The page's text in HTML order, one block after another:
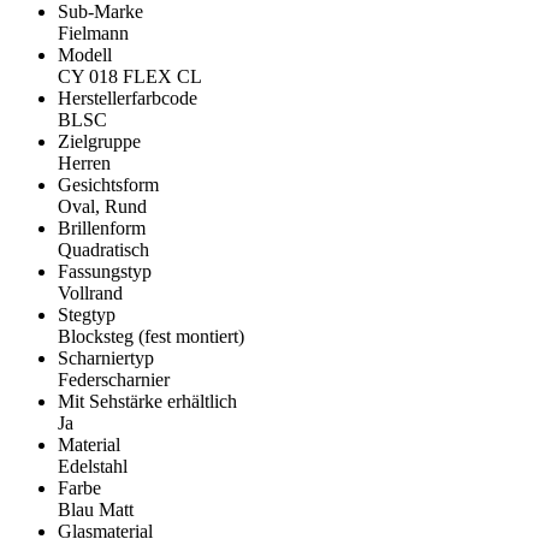
Sub-Marke
Fielmann
Modell
CY 018 FLEX CL
Herstellerfarbcode
BLSC
Zielgruppe
Herren
Gesichtsform
Oval, Rund
Brillenform
Quadratisch
Fassungstyp
Vollrand
Stegtyp
Blocksteg (fest montiert)
Scharniertyp
Federscharnier
Mit Sehstärke erhältlich
Ja
Material
Edelstahl
Farbe
Blau Matt
Glasmaterial